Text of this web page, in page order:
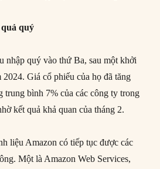
quý
nhập quý vào thứ Ba, sau một khởi
2024. Giá cổ phiếu của họ đã tăng
trung bình 7% của các công ty trong
kết quả khả quan của tháng 2.
liệu Amazon có tiếp tục được các
Một là Amazon Web Services,